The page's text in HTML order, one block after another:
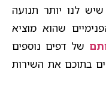
לנו יותר תנועה
שהוא מוציא
של דפים נוספים
בתוכם את השירות